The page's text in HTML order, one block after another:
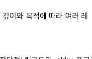
이와 목적에 따라 여러 레